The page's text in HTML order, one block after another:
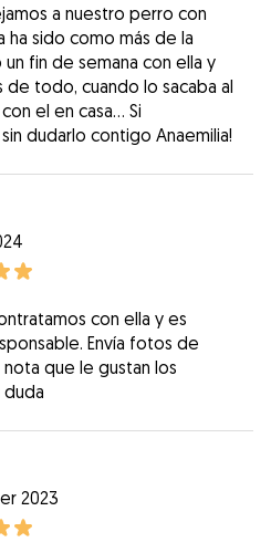
a nuestro perro con
ha sido como más de la
fin de semana con ella y
todo, cuando lo sacaba al
el en casa... Si
dudarlo contigo Anaemilia!
con ella y es
Envía fotos de
que le gustan los
2023